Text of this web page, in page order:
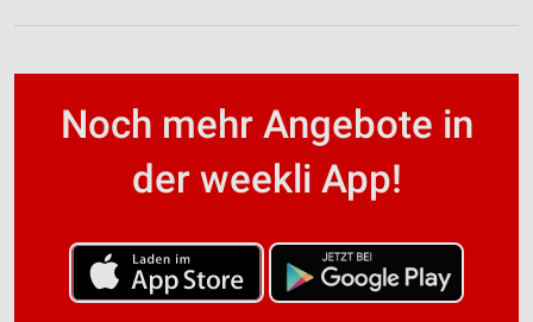
Noch mehr Angebote in
der weekli App!